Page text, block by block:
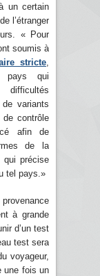
un certain
l’étranger
« Pour
soumis à
stricte
pays qui
variants
contrôle
afin de
de la
qui précise
tel pays.»
à grande
d’un test
test sera
voyageur,
une fois un